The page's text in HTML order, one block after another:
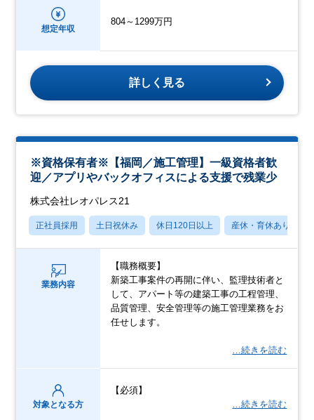
想定年収
804～1299万円
詳しく見る
※資格保有者※【福岡／施工管理】一級資格者歓
迎／アプリやバックオフィスによる支援で残業少
株式会社レオパレス21
正社員採用 土日祝休み 休日120日以上 産休・育休あり
業務内容
【職務概要】
新築工事案件の再開に伴い、監理技術者と
して、アパート等の建築工事の工程管理、
品質管理、安全管理等の施工管理業務をお
任せします。
…続きを読む
対象となる方
【必須】
…続きを読む